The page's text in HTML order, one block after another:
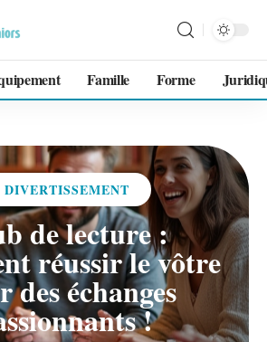
Famille Forme
DIVERTISSEMENT
de lecture :
réussir le vôtre
des échanges
!